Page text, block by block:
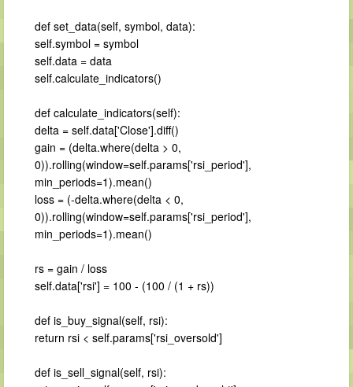
def set_data(self, symbol, data):
self.symbol = symbol
self.data = data
self.calculate_indicators()
def calculate_indicators(self):
delta = self.data['Close'].diff()
gain = (delta.where(delta > 0,
0)).rolling(window=self.params['rsi_period'],
min_periods=1).mean()
loss = (-delta.where(delta < 0,
0)).rolling(window=self.params['rsi_period'],
min_periods=1).mean()
rs = gain / loss
self.data['rsi'] = 100 - (100 / (1 + rs))
def is_buy_signal(self, rsi):
return rsi < self.params['rsi_oversold']
def is_sell_signal(self, rsi):